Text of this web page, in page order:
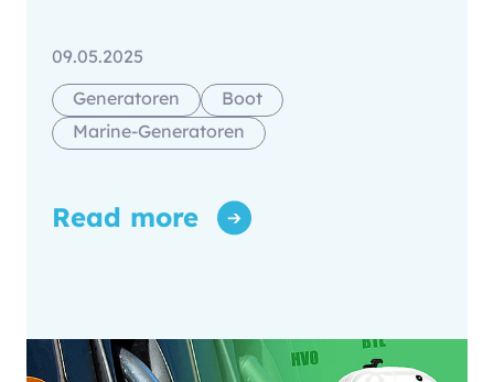
09.05.2025
Generatoren
Boot
Marine-Generatoren
Read more